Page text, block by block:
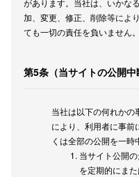
があります。当社は、いかな
加、変更、修正、削除等によ
ても一切の責任を負いません。
第5条（当サイトの公開中
当社は以下の何れかの
により、利用者に事前
くは全部の公開を一時
当サイト公開
を定期的にまた